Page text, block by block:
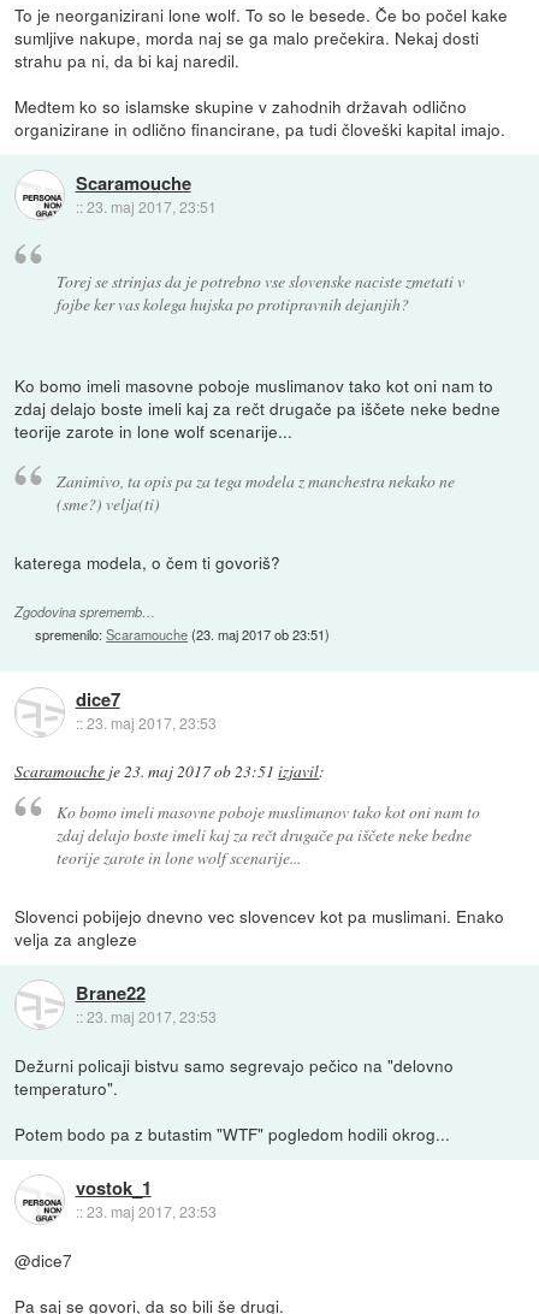
To je neorganizirani lone wolf. To so le besede. Če bo počel kake
sumljive nakupe, morda naj se ga malo prečekira. Nekaj dosti
strahu pa ni, da bi kaj naredil.
Medtem ko so islamske skupine v zahodnih državah odlično
organizirane in odlično financirane, pa tudi človeški kapital imajo.
Scaramouche
::23. maj 2017, 23:51
Torej se strinjas da je potrebno vse slovenske naciste zmetati v
fojbe ker vas kolega hujska po protipravnih dejanjih?
Ko bomo imeli masovne poboje muslimanov tako kot oni nam to
zdaj delajo boste imeli kaj za rečt drugače pa iščete neke bedne
teorije zarote in lone wolf scenarije...
Zanimivo, ta opis pa za tega modela z manchestra nekako ne
(sme?) velja(ti)
katerega modela, o čem ti govoriš?
Zgodovina sprememb…
spremenilo:Scaramouche(23. maj 2017 ob 23:51)
dice7
::23. maj 2017, 23:53
Scaramouche je23. maj 2017 ob 23:51 izjavil:
Ko bomo imeli masovne poboje muslimanov tako kot oni nam to
zdaj delajo boste imeli kaj za rečt drugače pa iščete neke bedne
teorije zarote in lone wolf scenarije...
Slovenci pobijejo dnevno vec slovencev kot pa muslimani. Enako
velja za angleze
Brane22
::23. maj 2017, 23:53
Dežurni policaji bistvu samo segrevajo pečico na "delovno
temperaturo".
Potem bodo pa z butastim "WTF" pogledom hodili okrog...
vostok_1
::23. maj 2017, 23:53
@dice7
Pa saj se govori, da so bili še drugi.